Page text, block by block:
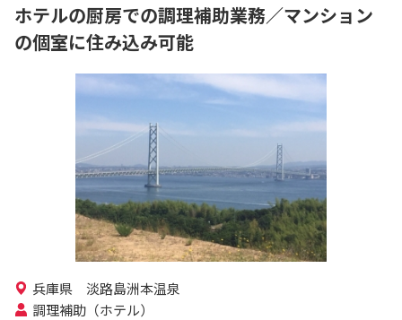
ホテルの厨房での調理補助業務／マンション
の個室に住み込み可能
兵庫県 淡路島洲本温泉
調理補助（ホテル）